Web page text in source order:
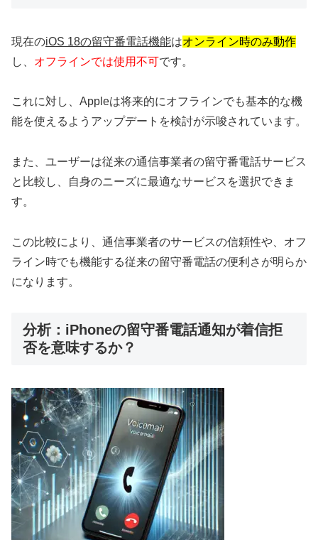
現在のiOS 18の留守番電話機能はオンライン時のみ動作
し、 オフラインでは使用不可です。
これに対し、Appleは将来的にオフラインでも基本的な機
能を使えるようアップデートを検討が示唆されています。
また、ユーザーは従来の通信事業者の留守番電話サービス
と比較し、自身のニーズに最適なサービスを選択できま
す。
この比較により、通信事業者のサービスの信頼性や、オフ
ライン時でも機能する従来の留守番電話の便利さが明らか
になります。
分析：iPhoneの留守番電話通知が着信拒
否を意味するか？